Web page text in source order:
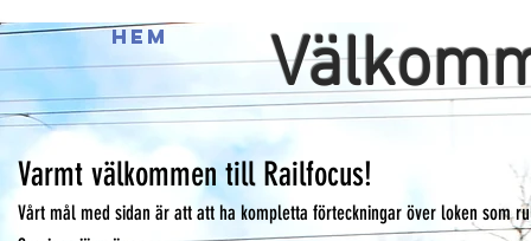
Hem
Varmt välkommen till Railfocus!
Vårt mål med sidan är att att ha kompletta förteckningar över loken som